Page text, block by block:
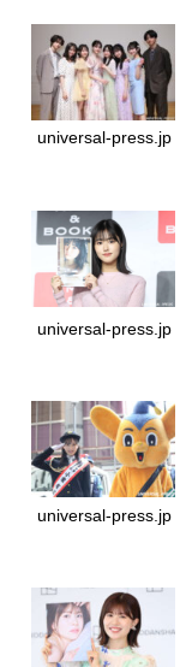
universal-press.jp
universal-press.jp
universal-press.jp